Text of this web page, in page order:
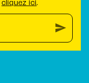
cliquez ici.
send